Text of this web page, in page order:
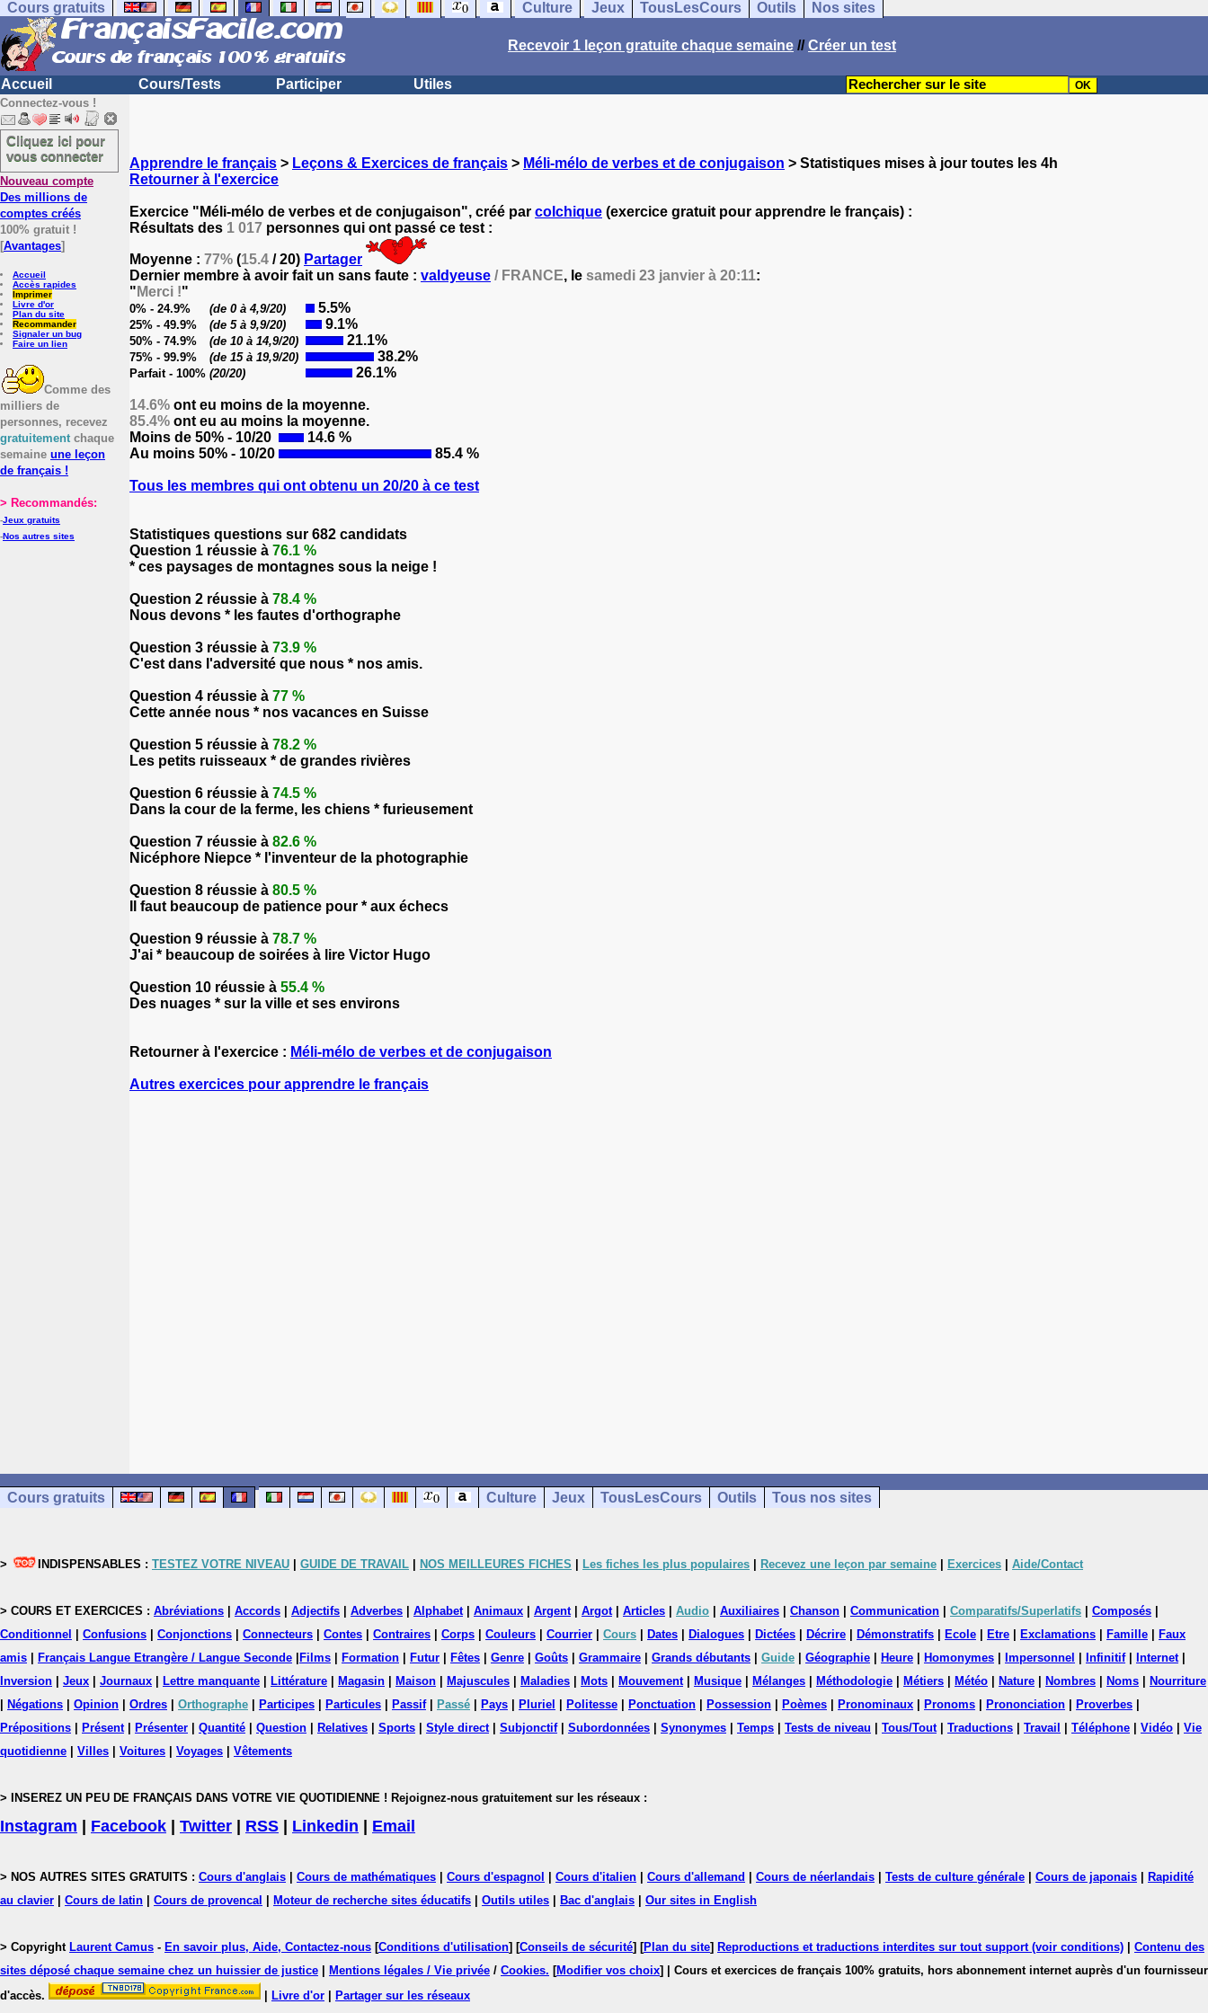
Cours gratuits Culture Jeux TousLesCours Outils Nos sites
Recevoir 1 leçon gratuite chaque semaine //Créer un test
Accueil Cours/Tests Participer Utiles
Connectez-vous !
Cliquez ici pour
vous connecter
Nouveau compte
Des millions de
comptes créés
100% gratuit !
[Avantages]
Accueil
Accès rapides
Imprimer
Livre d'or
Plan du site
Recommander
Signaler un bug
Faire un lien
Comme des
milliers de
personnes, recevez
gratuitementchaque
semaine une leçon
de français !
> Recommandés:
-Jeux gratuits
-Nos autres sites
Apprendre le français > Leçons & Exercices de français > Méli-mélo de verbes et de conjugaison > Statistiques mises à jour toutes les 4h
Retourner à l'exercice
Exercice "Méli-mélo de verbes et de conjugaison", créé par colchique (exercice gratuit pour apprendre le français) :
Résultats des 1 017 personnes qui ont passé ce test :
Moyenne : 77% (15.4 / 20) Partager
Dernier membre à avoir fait un sans faute : valdyeuse / FRANCE, le samedi 23 janvier à 20:11:
" Merci !"
0% - 24.9% (de 0 à 4,9/20) 5.5%
25% - 49.9% (de 5 à 9,9/20) 9.1%
50% - 74.9% (de 10 à 14,9/20) 21.1%
75% - 99.9% (de 15 à 19,9/20) 38.2%
Parfait - 100% (20/20) 26.1%
14.6% ont eu moins de la moyenne.
85.4% ont eu au moins la moyenne.
Moins de 50% - 10/20
14.6 %
Au moins 50% - 10/20
85.4 %
Tous les membres qui ont obtenu un 20/20 à ce test
Statistiques questions sur 682 candidats
Question 1 réussie à 76.1 %
* ces paysages de montagnes sous la neige !
Question 2 réussie à 78.4 %
Nous devons * les fautes d'orthographe
Question 3 réussie à 73.9 %
C'est dans l'adversité que nous * nos amis.
Question 4 réussie à 77 %
Cette année nous * nos vacances en Suisse
Question 5 réussie à 78.2 %
Les petits ruisseaux * de grandes rivières
Question 6 réussie à 74.5 %
Dans la cour de la ferme, les chiens * furieusement
Question 7 réussie à 82.6 %
Nicéphore Niepce * l'inventeur de la photographie
Question 8 réussie à 80.5 %
Il faut beaucoup de patience pour * aux échecs
Question 9 réussie à 78.7 %
J'ai * beaucoup de soirées à lire Victor Hugo
Question 10 réussie à 55.4 %
Des nuages * sur la ville et ses environs
Retourner à l'exercice : Méli-mélo de verbes et de conjugaison
Autres exercices pour apprendre le français
Cours gratuits Culture Jeux TousLesCours Outils Tous nos sites
> INDISPENSABLES : TESTEZ VOTRE NIVEAU GUIDE DE TRAVAIL NOS MEILLEURES FICHES Les fiches les plus populaires Recevez une leçon par semaine Exercices Aide/Contact
> COURS ET EXERCICES : Abréviations Accords Adjectifs Adverbes Alphabet| Animaux Argent| Argot| Articles Audio Auxiliaires Chanson Communication Comparatifs/Superlatifs Composés
Conditionnel
Confusions Conjonctions Connecteurs Contes Contraires Corps Couleurs Courrier Cours Dates Dialogues Dictées Décrire Démonstratifs Ecole Etre Exclamations Famille
Faux
amis
Français Langue Etrangère / Langue Seconde Films Formation Futur Fêtes Genre Goûts Grammaire Grands débutants Guide Géographie Heure Homonymes Impersonnel Infinitif| Internet|
Inversion
Jeux Journaux Lettre manquante Littérature Magasin Maison Majuscules Maladies Mots Mouvement| Musique Mélanges Méthodologie Métiers Météo Nature Nombres Noms
Nourriture
Négations Opinion Ordres Orthographe Participes Particules Passif| Passé Pays Pluriel Politesse Ponctuation Possession Poèmes Pronominaux Pronoms Prononciation Proverbes
Prépositions
Présent| Présenter Quantité Question Relatives Sports Style direct| Subjonctif| Subordonnées Synonymes Temps Tests de niveau Tous/Tout| Traductions Travail Téléphone Vidéo
Vie
quotidienne
Villes Voitures Voyages Vêtements
> INSEREZ UN PEU DE FRANÇAIS DANS VOTRE VIE QUOTIDIENNE ! Rejoignez-nous gratuitement sur les réseaux :
Instagram Facebook Twitter RSS Linkedin Email
> NOS AUTRES SITES GRATUITS : Cours d'anglais Cours de mathématiques Cours d'espagnol Cours d'italien Cours d'allemand Cours de néerlandais Tests de culture générale Cours de japonais
Rapidité
au clavier
Cours de latin Cours de provencal Moteur de recherche sites éducatifs Outils utiles Bac d'anglais Our sites in English
> Copyright Laurent Camus - En savoir plus, Aide, Contactez-nous [Conditions d'utilisation] [Conseils de sécurité] [Plan du site] Reproductions et traductions interdites sur tout support (voir conditions)
Contenu des
sites déposé chaque semaine chez un huissier de justice
Mentions légales / Vie privée / Cookies. [Modifier vos choix]
| Cours et exercices de français 100% gratuits, hors abonnement internet auprès d'un fournisseur
d'accès.
Livre d'or Partager sur les réseaux